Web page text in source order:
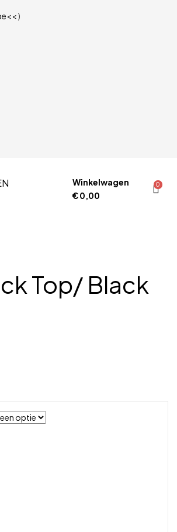
)
Winkelwagen
€0,00
0
Top/ Black